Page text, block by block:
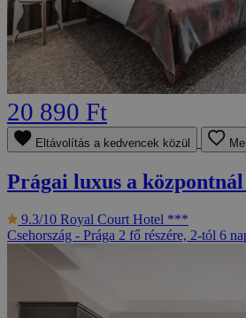
20 890 Ft
Eltávolítás a kedvencek közül
Prágai luxus a
9.3/10 Royal Court Hotel ***
Csehország - Prága 2 fő részére, 2-tól 6